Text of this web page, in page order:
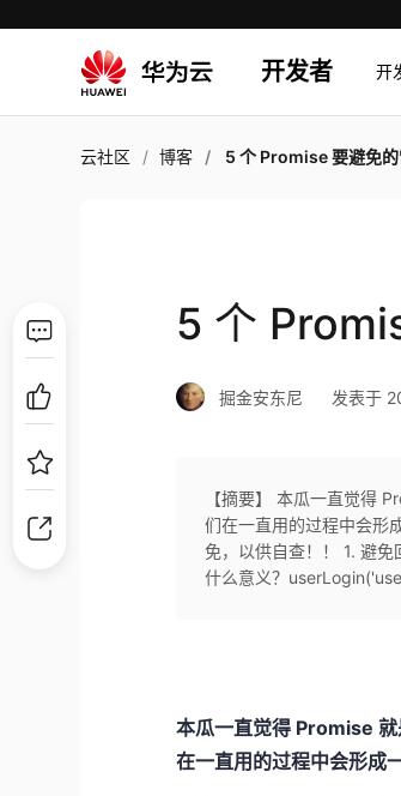
开发者 开
云社区 博客 5 个 Promise 要避免
5 个
掘金安东尼 发表于
【摘要】 本瓜一直觉得
们在一直用的过程中会形
免，以供自查！！ 1. 避
什么意义？
本瓜一直觉得 Promise
在一直用的过程中会形成